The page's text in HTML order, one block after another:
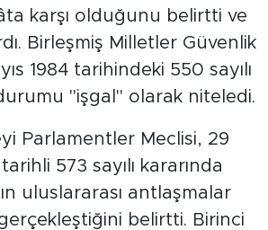
karşı olduğunu belirtti ve
Birleşmiş Milletler Güvenlik
1984 tarihindeki 550 sayılı
"işgal" olarak niteledi.
Parlamentler Meclisi, 29
573 sayılı kararında
uluslararası antlaşmalar
belirtti. Birinci